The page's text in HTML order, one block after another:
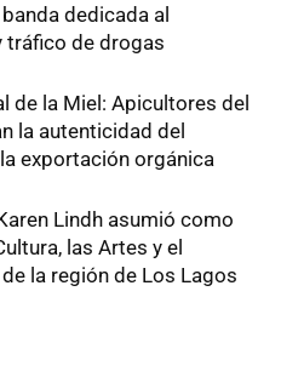
dedicada al
tráfico de drogas
de la Miel: Apicultores del
la autenticidad del
exportación orgánica
Lindh asumió como
las Artes y el
la región de Los Lagos